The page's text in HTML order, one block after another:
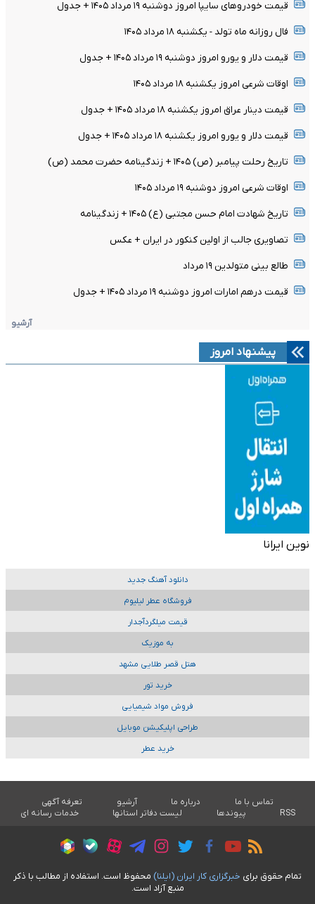
قیمت خودرو‌های سایپا امروز دوشنبه ۱۹ مرداد ۱۴۰۵ + جدول
فال روزانه ماه تولد - یکشنبه ۱۸ مرداد ۱۴۰۵
قیمت دلار و یورو امروز دوشنبه ۱۹ مرداد ۱۴۰۵ + جدول
اوقات شرعی امروز یکشنبه ۱۸ مرداد ۱۴۰۵
قیمت دینار عراق امروز یکشنبه ۱۸ مرداد ۱۴۰۵ + جدول
قیمت دلار و یورو امروز یکشنبه ۱۸ مرداد ۱۴۰۵ + جدول
تاریخ رحلت پیامبر (ص) ۱۴۰۵ + زندگینامه حضرت محمد (ص)
اوقات شرعی امروز دوشنبه ۱۹ مرداد ۱۴۰۵
تاریخ شهادت امام حسن مجتبی (ع) ۱۴۰۵ + زندگینامه
تصاویری جالب از اولین کنکور در ایران + عکس
طالع بینی متولدین ۱۹ مرداد
قیمت درهم امارات امروز دوشنبه ۱۹ مرداد ۱۴۰۵ + جدول
آرشیو
پیشنهاد امروز
نوین ایرانا
دانلود آهنگ جدید
فروشگاه عطر لیلیوم
قیمت میلگردآجدار
به موزیک
هتل قصر طلایی مشهد
خرید تور
فروش مواد شیمیایی
طراحی اپلیکیشن موبایل
خرید عطر
تماس با ما درباره ما آرشیو
تعرفه آگهی
RSS
پیوندها لیست دفاتر استانها خدمات رسانه ای
تمام حقوق برای خبرگزاری کار ايران (ايلنا) محفوظ است. استفاده از مطالب با ذکر
منبع آزاد است.